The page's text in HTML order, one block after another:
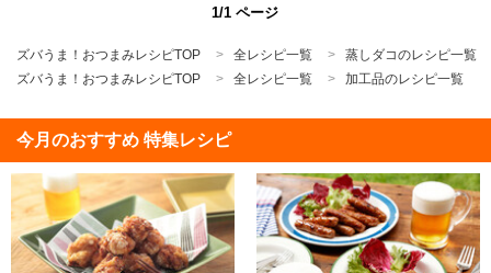
1/1 ページ
ズバうま！おつまみレシピTOP 全レシピ一覧
蒸しダコのレシピ一覧
ズバうま！おつまみレシピTOP
全レシピ一覧 加工品のレシピ一覧
今月のおすすめ 特集レシピ